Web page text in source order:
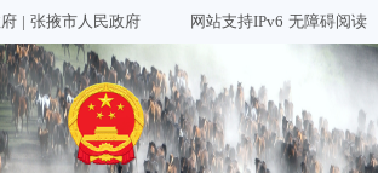
| 张掖市人民政府 网站支持IPv6 无障碍阅读